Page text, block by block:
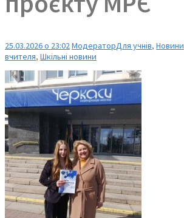
25.03.2026 о 23:02МодераторДля учнів, Новини
вчителя, Шкільні новини